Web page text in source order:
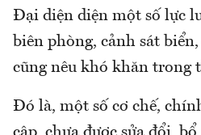
Đại diện diện một số lực
biên phòng, cảnh sát
cũng nêu khó khăn trong
Đó là, một số cơ chế,